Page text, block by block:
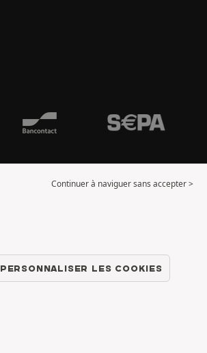
Continuer à naviguer sans accepter >
PERSONNALISER LES COOKIES